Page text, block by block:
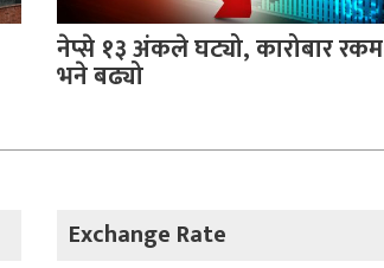
नेप्से १३ अंकले घट्यो, कारोबार रकम
भने बढ्यो
Exchange Rate